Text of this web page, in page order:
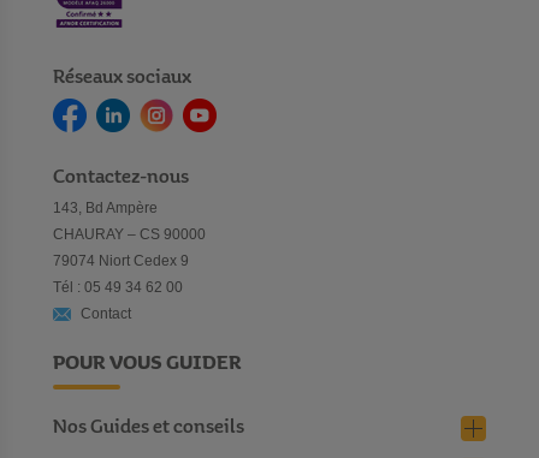
Réseaux sociaux
Contactez-nous
143, Bd Ampère
CHAURAY – CS 90000
79074 Niort Cedex 9
Tél : 05 49 34 62 00
Contact
POUR VOUS GUIDER
Nos Guides et conseils